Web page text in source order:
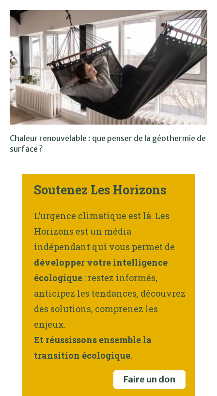
Chaleur renouvelable : que penser de la géothermie de
surface ?
Soutenez Les Horizons
L’urgence climatique est là. Les
Horizons est un média
indépendant qui vous permet de
développer votre intelligence
écologique : restez informés,
anticipez les tendances, découvrez
des solutions, comprenez les
enjeux.
Et réussissons ensemble la
transition écologique.
Faire un don